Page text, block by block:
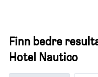
Finn bedre
Hotel Nautico